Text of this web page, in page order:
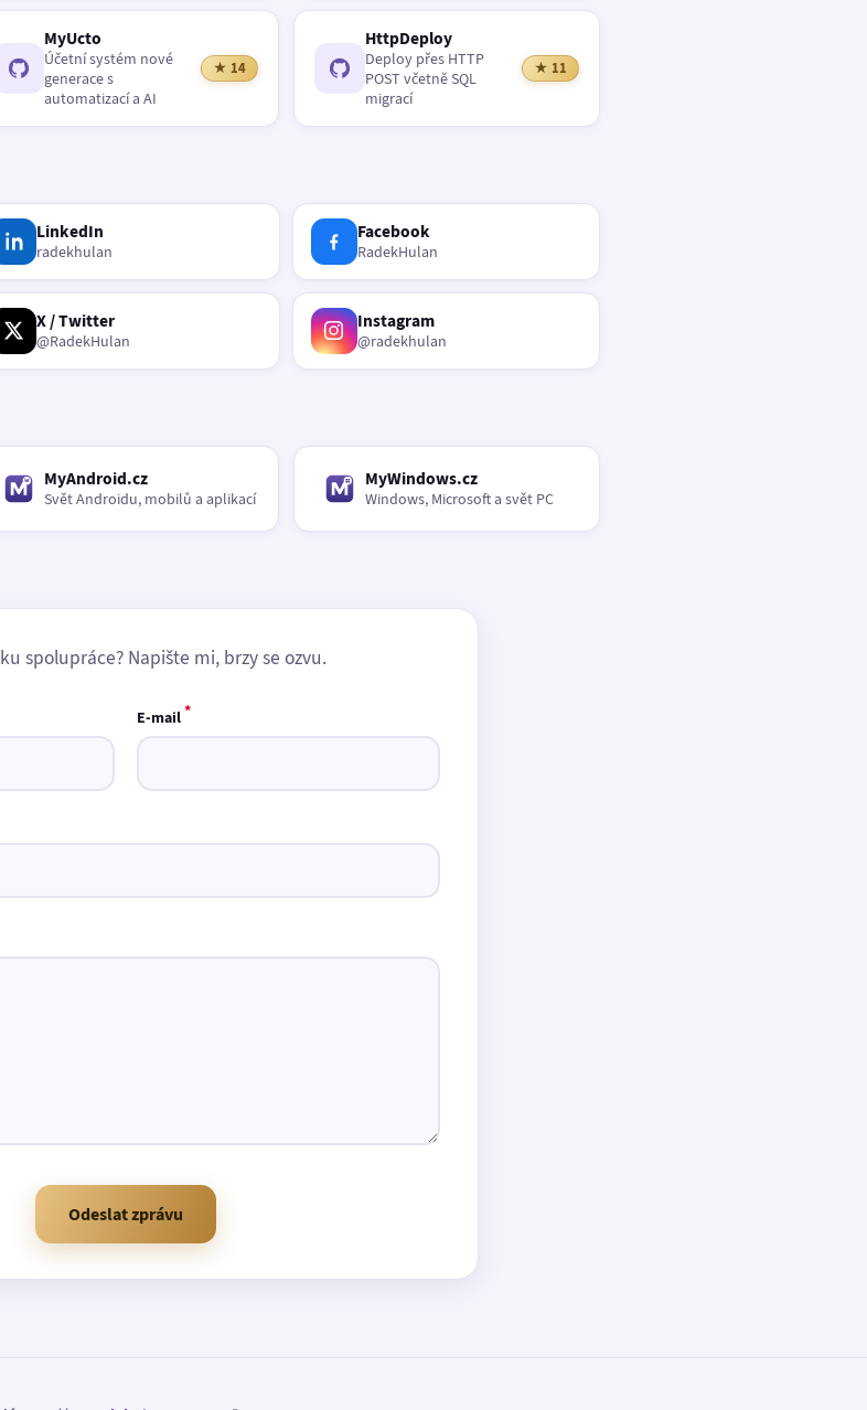
MyUcto
Účetní systém nové
generace s
automatizací a AI
★ 14
HttpDeploy
Deploy přes HTTP
POST včetně SQL
migrací
★ 11
LinkedIn
radekhulan
Facebook
RadekHulan
X / Twitter
@RadekHulan
Instagram
@radekhulan
MyAndroid.cz
Svět Androidu, mobilů a aplikací
MyWindows.cz
Windows, Microsoft a svět PC
spolupráce? Napište mi, brzy se ozvu.
E-mail*
Odeslat zprávu